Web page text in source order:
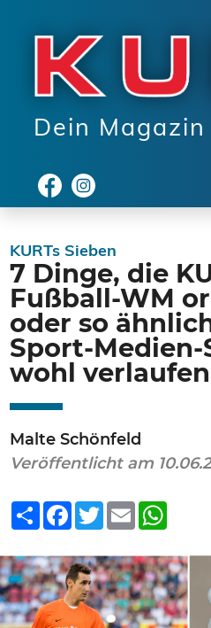
Dein
KURTs Sieben
7 Dinge, die
Fußball-WM
oder so
Sport-
wohl verlaufen
Malte Schönfeld
Veröffentlicht am
TeilenFacebook
Twitter
Email